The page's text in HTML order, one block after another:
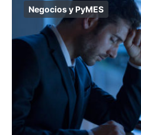
Negocios y PyMES